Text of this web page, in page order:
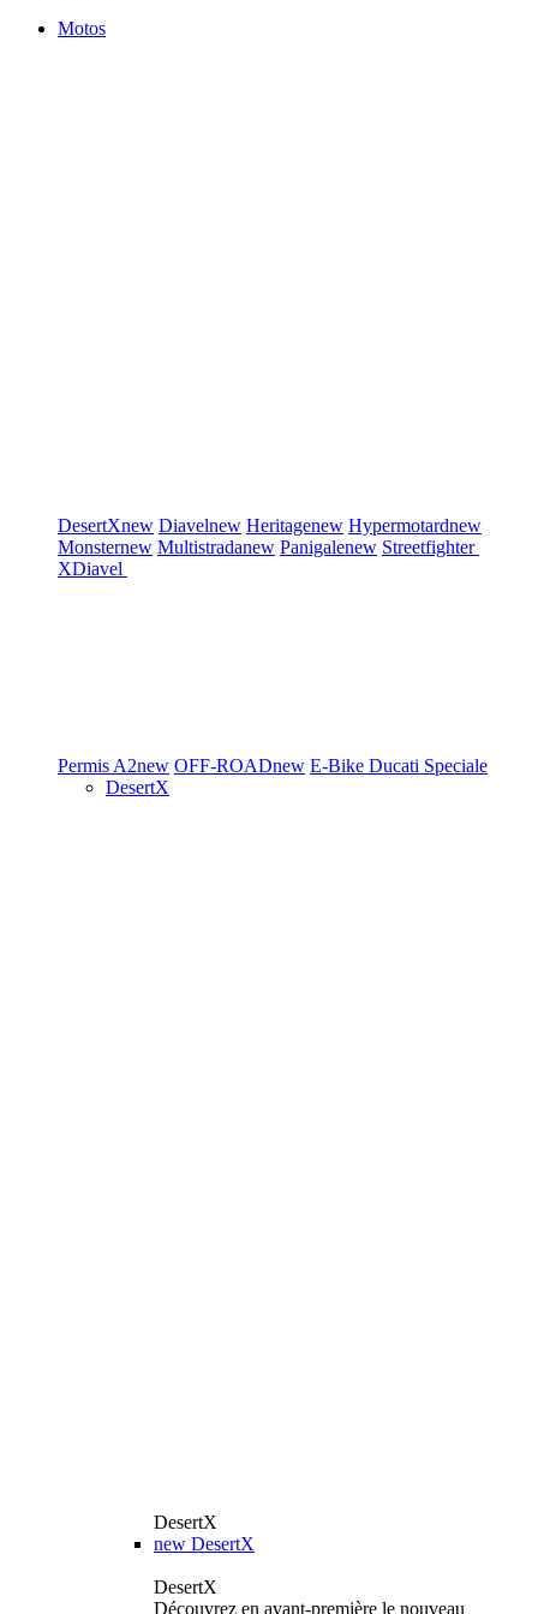
Motos
DesertXnew Diavelnew Heritagenew Hypermotardnew
Monsternew Multistradanew Panigalenew Streetfighter
XDiavel
Permis A2new OFF-ROADnew E-Bike Ducati Speciale
DesertX
DesertX
new DesertX
DesertX
Découvrez en avant-première le nouveau